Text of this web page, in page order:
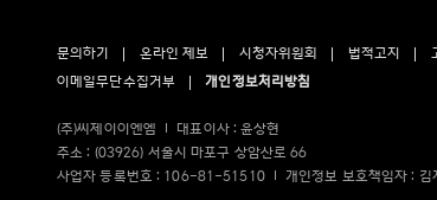
문의하기 온라인 제보 시청자위원회 법적고지
이메일무단수집거부
개인정보처리방침
(주)씨제이이엔엠
대표이사 : 윤상현
주소 : (03926) 서울시 마포구 상암산로 66
사업자 등록번호 : 106-81-51510
개인정보 보호책임자 : 김